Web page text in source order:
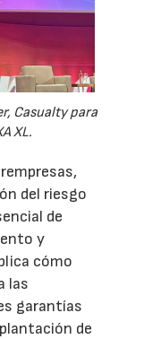
Casualty para
XL.
del riesgo
de
y
cómo
las
garantías
de